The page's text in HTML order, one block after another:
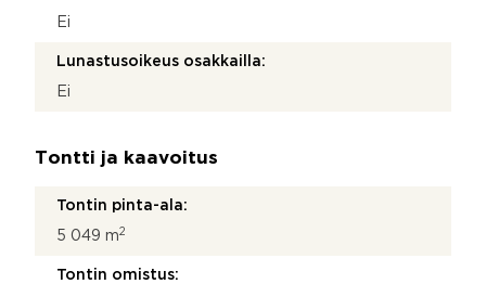
Ei
Lunastusoikeus osakkailla:
Ei
Tontti ja kaavoitus
Tontin pinta-ala:
5 049 m2
Tontin omistus: